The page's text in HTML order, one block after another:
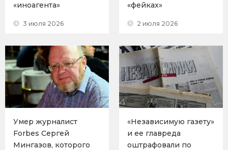
«иноагента»
3 июля 2026
«фейках»
2 июля 2026
Умер журналист
Forbes Сергей
Мингазов, которого
«Независимую газету»
и ее главреда
оштрафовали по